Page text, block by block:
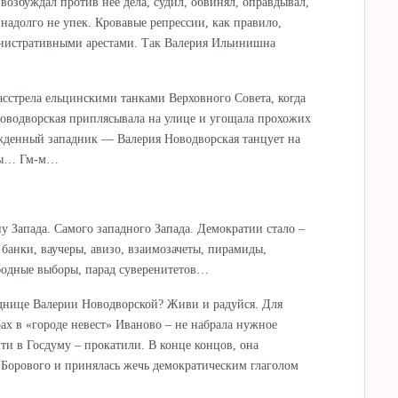
не упек. Кровавые репрессии, как правило,
арестами. Так Валерия Ильинишна
ельцинскими танками Верховного Совета, когда
приплясывала на улице и угощала прохожих
западник — Валерия Новодворская танцует на
Гм-м…
Запада. Самого западного Запада. Демократии стало –
ваучеры, авизо, взаимозачеты, пирамиды,
выборы, парад суверенитетов…
Валерии Новодворской? Живи и радуйся. Для
в «городе невест» Иваново – не набрала нужное
в Госдуму – прокатили. В конце концов, она
и принялась жечь демократическим глаголом